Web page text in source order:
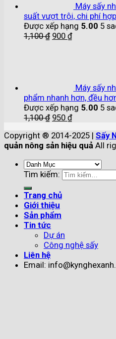
Máy sấy
suất vượt trội, chi phí
Được xếp hạng 5.00 5
1,100₫ 900 ₫
Máy sấy
phẩm nhanh hơn, đều
Được xếp hạng 5.00 5
1,100₫ 950 ₫
Copyright ® 2014-2025 | Sấy
quản nông sản hiệu quả All
Tìm kiếm:
Trang chủ
Giới thiệu
Sản phẩm
Tin tức
Dự án
Công nghệ sấy
Liên hệ
Email: